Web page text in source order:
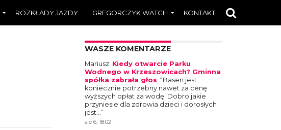
ROZKŁADY JAZDY GREGORCZYK WATCH KONTAKT
WASZE KOMENTARZE
Mariusz: Kiedy otwarcie Parku
Wodnego w Krzeszowicach? Gminna
spółka zabrała głos: “Basen jest
koniecznie potrzebny nawet za cenę
wyższych opłat za wodę. Dobro jakie
przyniesie dla zdrowia dzieci i dorosłych
jest…”
sie 6, 18:02